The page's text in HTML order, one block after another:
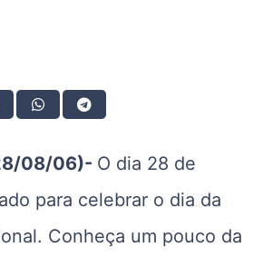
08/06)- O dia 28 de
para celebrar o dia da
Conheça um pouco da